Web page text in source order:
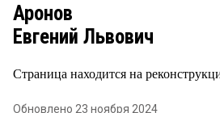
ЗАКОН
Аронов
Евгений Львович
Страница находится на
Обновлено 23 ноября 2024